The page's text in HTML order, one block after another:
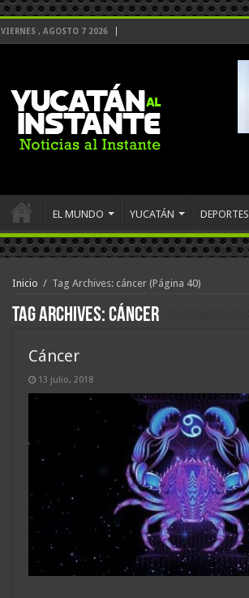
VIERNES , AGOSTO 7 2026
EL MUNDO YUCATÁN DEPORTES
Inicio / Tag Archives: cáncer(Página 40)
Tag Archives:cáncer
Cáncer
13 julio, 2018